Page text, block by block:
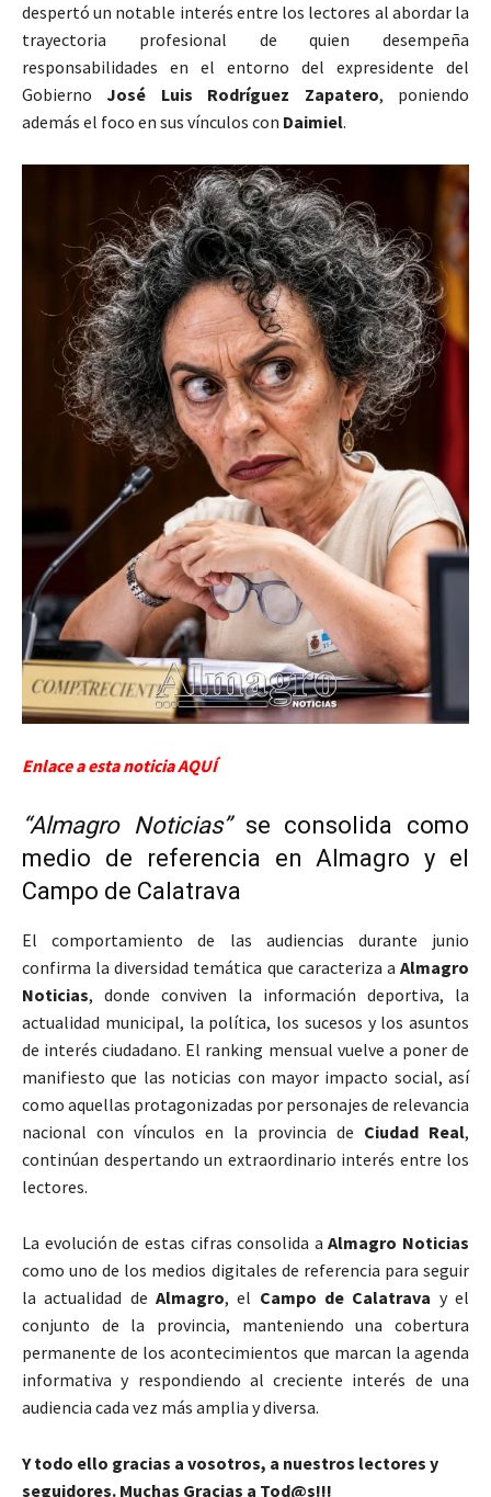
despertó un notable interés entre los lectores al abordar la
trayectoria profesional de quien desempeña
responsabilidades en el entorno del expresidente del
GobiernoJosé Luis Rodríguez Zapatero, poniendo
además el foco en sus vínculos con Daimiel.
Enlace a esta noticia AQUÍ
“Almagro Noticias” se consolida como
medio de referencia en Almagro y el
Campo de Calatrava
El comportamiento de las audiencias durante junio
confirma la diversidad temática que caracteriza a Almagro
Noticias, donde conviven la información deportiva, la
actualidad municipal, la política, los sucesos y los asuntos
de interés ciudadano. El ranking mensual vuelve a poner de
manifiesto que las noticias con mayor impacto social, así
como aquellas protagonizadas por personajes de relevancia
nacional con vínculos en la provincia de Ciudad Real,
continúan despertando un extraordinario interés entre los
lectores.
La evolución de estas cifras consolida aAlmagro Noticias
como uno de los medios digitales de referencia para seguir
la actualidad de Almagro, el Campo de Calatrava y el
conjunto de la provincia, manteniendo una cobertura
permanente de los acontecimientos que marcan la agenda
informativa y respondiendo al creciente interés de una
audiencia cada vez más amplia y diversa.
Y todo ello gracias a vosotros, a nuestros lectores y
seguidores. Muchas Gracias a Tod@s!!!